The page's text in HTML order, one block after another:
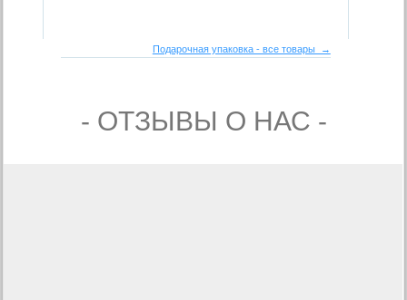
Подарочная упаковка - все товары →
- ОТЗЫВЫ О НАС -